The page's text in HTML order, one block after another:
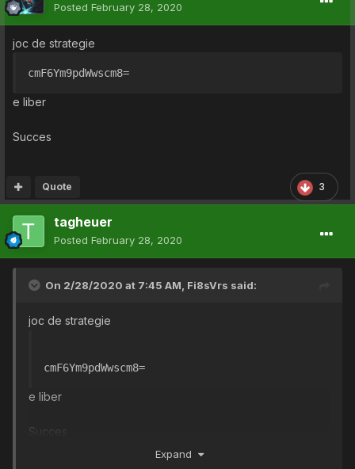
Posted February 28, 2020
joc de strategie
cmF6Ym9pdWwscm8=
e liber
Succes
3
Quote
tagheuer
Posted February 28, 2020
On 2/28/2020 at 7:45 AM, Fi8sVrs said:
joc de strategie
cmF6Ym9pdWwscm8=
e liber
Succes
Expand